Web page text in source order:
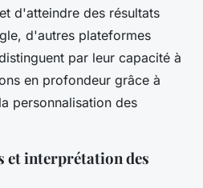
d'atteindre des résultats
d'autres plateformes
par leur capacité à
en profondeur grâce à
personnalisation des
et interprétation des